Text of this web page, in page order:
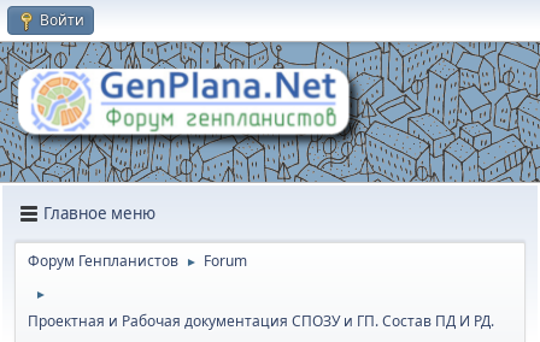
Войти
Главное меню
Форум Генпланистов ► Forum
►
Проектная и Рабочая документация СПОЗУ и ГП. Состав ПД И РД.